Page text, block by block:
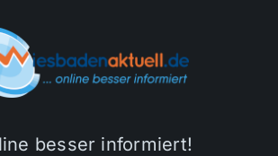
besser informiert!